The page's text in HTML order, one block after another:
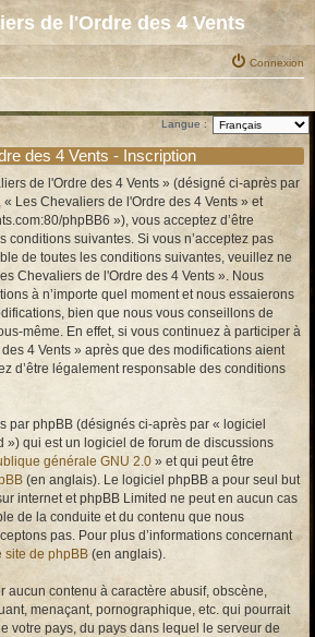
de l'Ordre des 4 Vents
Connexion
Langue :
des 4 Vents - Inscription
de l'Ordre des 4 Vents » (désigné ci-après par
Les Chevaliers de l'Ordre des 4 Vents » et
phpBB6 »), vous acceptez d’être
conditions suivantes. Si vous n’acceptez pas
de toutes les conditions suivantes, veuillez ne
Chevaliers de l'Ordre des 4 Vents ». Nous
à n’importe quel moment et nous essaierons
bien que nous vous conseillons de
même. En effet, si vous continuez à participer à
4 Vents » après que des modifications aient
d’être légalement responsable des conditions
par phpBB (désignés ci-après par « logiciel
») qui est un logiciel de forum de discussions
générale GNU 2.0 » et qui peut être
(en anglais). Le logiciel phpBB a pour seul but
internet et phpBB Limited ne peut en aucun cas
de la conduite et du contenu que nous
pas. Pour plus d’informations concernant
site de phpBB (en anglais).
aucun contenu à caractère abusif, obscène,
menaçant, pornographique, etc. qui pourrait
votre pays, du pays dans lequel le serveur de